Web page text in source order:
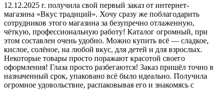
12.12.2025 г. получила свой первый заказ от интернет-
магазина «Вкус традиций». Хочу сразу же поблагодарить
сотрудников этого магазина за безупречно отлаженную,
чёткую, профессиональную работу! Каталог огромный, при
этом составлен очень удобно. Можно купить всё — сладкое,
кислое, солёное, на любой вкус, для детей и для взрослых.
Некоторые товары просто поражают красотой своего
оформления! Глаза просто разбегаются! Заказ пришёл точно в
назначенный срок, упаковано всё было идеально. Получила
огромное удовольствие, распаковывая его и знакомясь с